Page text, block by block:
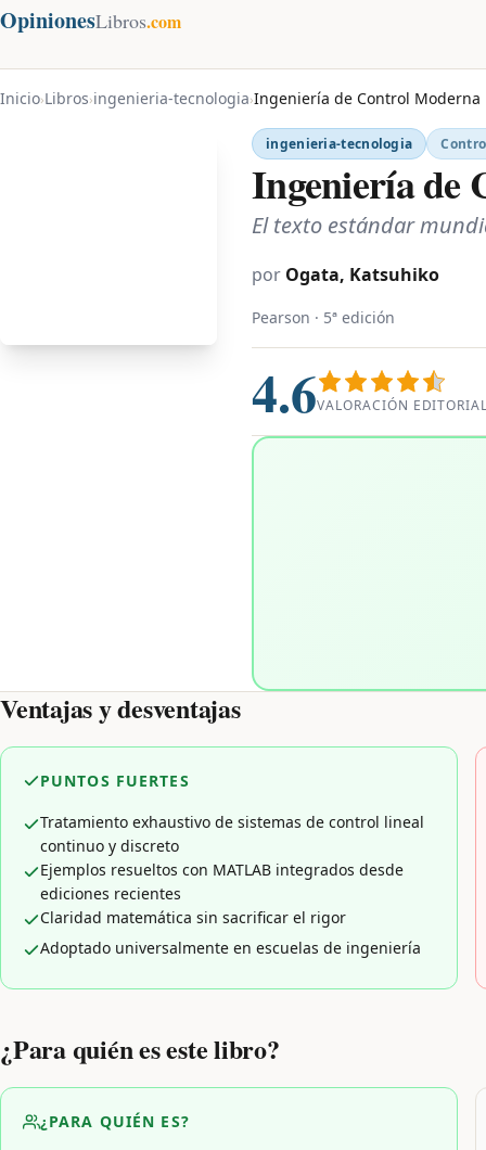
OpinionesLibros.com
Inicio›Libros›ingenieria-tecnologia›Ingeniería de Control Moderna
ingenieria-tecnologia
Ingeniería de
El texto estándar
por Ogata, Katsuhiko
Pearson · 5ª edición
4.6VALORACIÓN
Ventajas y desventajas
PUNTOS FUERTES
Tratamiento exhaustivo de sistemas de control lineal
continuo y discreto
Ejemplos resueltos con MATLAB integrados desde
ediciones recientes
Claridad matemática sin sacrificar el rigor
Adoptado universalmente en escuelas de ingeniería
¿Para quién es este libro?
¿PARA QUIÉN ES?